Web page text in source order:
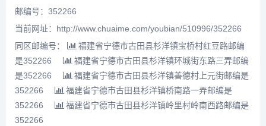
邮编号：352266
当前网址：http://www.chuaime.com/youbian/510996/352266
同区邮编号：
福建省宁德市古田县杉洋镇宝桥村红豆路邮编
是352266
福建省宁德市古田县杉洋镇环城街东路三弄邮编
是352266
福建省宁德市古田县杉洋镇善德村上元街邮编是
352266
福建省宁德市古田县杉洋镇桥南路一弄邮编是
352266
福建省宁德市古田县杉洋镇岭里村岭南西路邮编是
352266